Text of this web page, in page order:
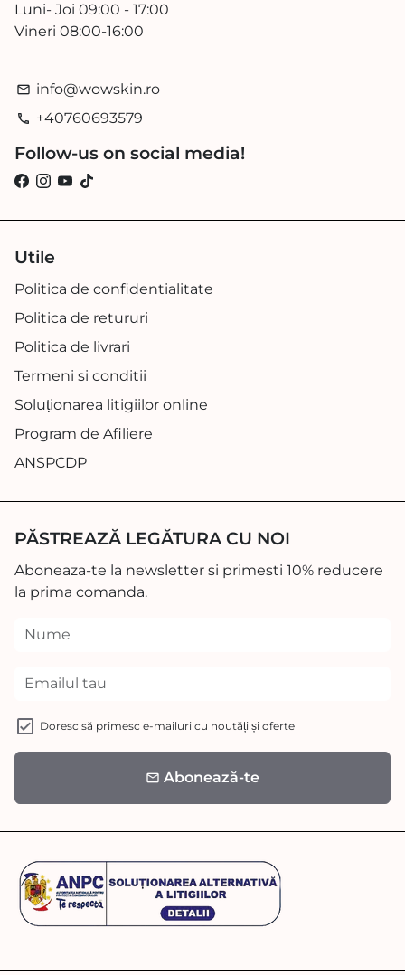
Luni- Joi 09:00 - 17:00
Vineri 08:00-16:00
email info@wowskin.ro
phone +40760693579
Follow-us on social media!
Utile
Politica de confidentialitate
Politica de retururi
Politica de livrari
Termeni si conditii
Soluționarea litigiilor online
Program de Afiliere
ANSPCDP
PĂSTREAZĂ LEGĂTURA CU NOI
Aboneaza-te la newsletter si primesti 10% reducere
la prima comanda.
Doresc să primesc e-mailuri cu noutăți și oferte
email Abonează-te